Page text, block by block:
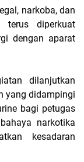
narkoba, dan
terus diperkuat
dengan aparat
dilanjutkan
yang didampingi
bagi petugas
narkotika
kesadaran